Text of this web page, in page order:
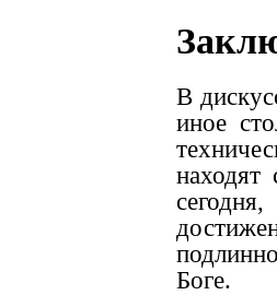
В
иное
находят
Боге.